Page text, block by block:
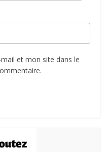
et mon site dans le